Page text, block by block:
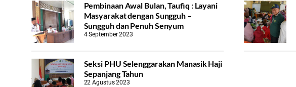
Pembinaan Awal Bulan, Taufiq : Layani
Masyarakat dengan Sungguh –
Sungguh dan Penuh Senyum
4 September 2023
Seksi PHU Selenggarakan Manasik Haji
Sepanjang Tahun
22 Agustus 2023